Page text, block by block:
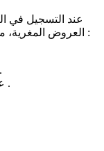
عند التسجيل في
العروض المغرية، مما يزيد من متعة اللعب . وتشمل هذه العروض :
عروض خاصة للمستخدمين المنتظمين .
عروض خصم على الإيداعات والسحوبات .